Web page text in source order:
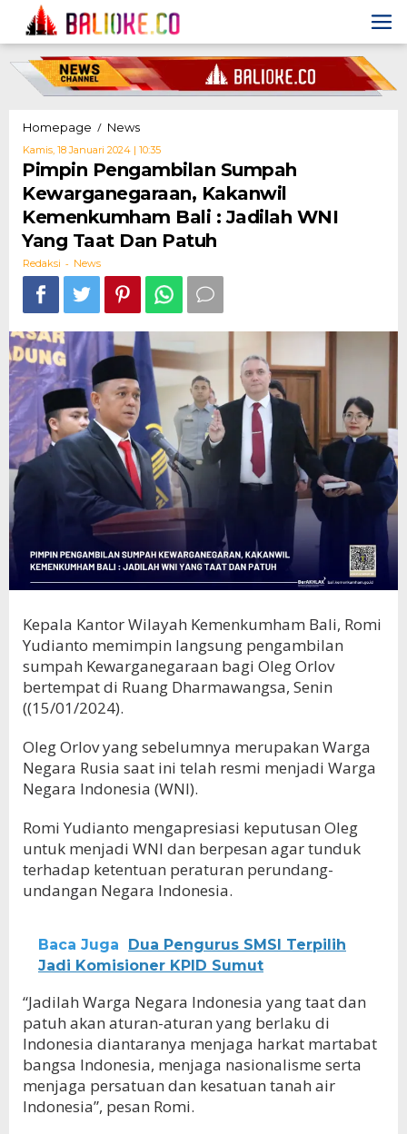
content
Homepage / NewsPimpin
Pengambilan
Sumpah
Kewarganegaraan,
Kakanwil
Kemenkumham
Bali
:
WNI
Yang
Taat
Patuh
Kamis, 18 Januari 2024 | 10:35Oleh
Redaksi
Pimpin Pengambilan Sumpah
Kewarganegaraan, Kakanwil
Kemenkumham Bali : Jadilah WNI
Yang Taat Dan Patuh
Redaksi - News
Kepala Kantor Wilayah Kemenkumham Bali, Romi
Yudianto memimpin langsung pengambilan
sumpah Kewarganegaraan bagi Oleg Orlov
bertempat di Ruang Dharmawangsa, Senin
((15/01/2024).
Oleg Orlov yang sebelumnya merupakan Warga
Negara Rusia saat ini telah resmi menjadi Warga
Negara Indonesia (WNI).
Romi Yudianto mengapresiasi keputusan Oleg
untuk menjadi WNI dan berpesan agar tunduk
terhadap ketentuan peraturan perundang-
undangan Negara Indonesia.
Baca Juga
Dua Pengurus SMSI Terpilih
Jadi Komisioner KPID Sumut
“Jadilah Warga Negara Indonesia yang taat dan
patuh akan aturan-aturan yang berlaku di
Indonesia diantaranya menjaga harkat martabat
bangsa Indonesia, menjaga nasionalisme serta
menjaga persatuan dan kesatuan tanah air
Indonesia”, pesan Romi.